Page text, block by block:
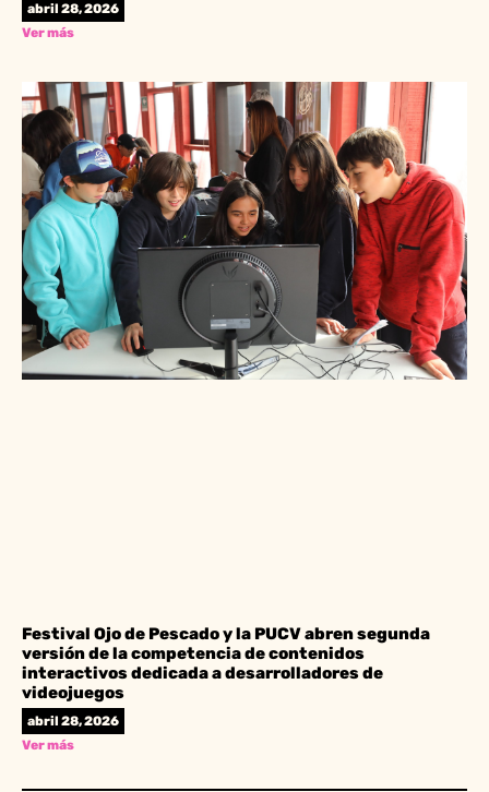
abril 28, 2026
Ver más
Festival Ojo de Pescado y la PUCV abren segunda
versión de la competencia de contenidos
interactivos dedicada a desarrolladores de
videojuegos
abril 28, 2026
Ver más